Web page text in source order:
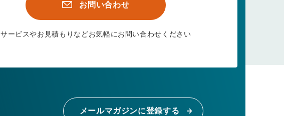
お問い合わせ
サービスやお見積もりなどお気軽にお問い合わせください
メールマガジンに登録する